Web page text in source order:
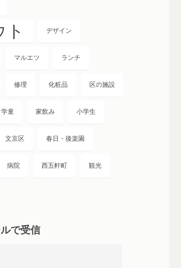
デザイン
マルエツ ランチ
修理 化粧品 区の施設
学童 家飲み 小学生
文京区 春日・後楽園
病院 西五軒町 観光
で受信